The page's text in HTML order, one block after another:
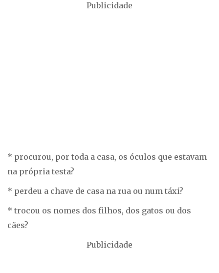
Publicidade
* procurou, por toda a casa, os óculos que estavam
na própria testa?
* perdeu a chave de casa na rua ou num táxi?
* trocou os nomes dos filhos, dos gatos ou dos
cães?
Publicidade